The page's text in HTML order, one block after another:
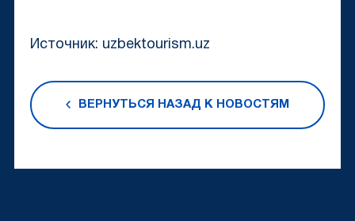
Источник: uzbektourism.uz
ВЕРНУТЬСЯ НАЗАД К НОВОСТЯМ